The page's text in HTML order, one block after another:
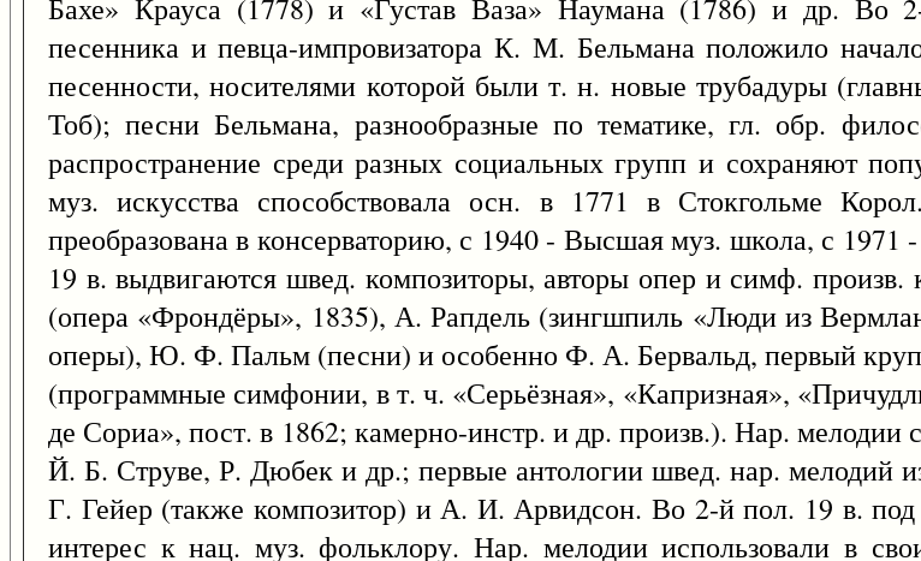
Бахе» Крауса (1778) и «Густав Ваза» Наумана (1786) и др. Во
песенника и певца-импровизатора К. М. Бельмана положило
песенности, носителями которой были т. н. новые трубадуры
Тоб); песни Бельмана, разнообразные по тематике, гл. обр.
распространение среди разных социальных групп и сохраняют
муз. искусства способствовала осн. в 1771 в Стокгольме
преобразована в консерваторию, с 1940 - Высшая муз. школа, с
19 в. выдвигаются швед. композиторы, авторы опер и симф.
(опера «Фрондёры», 1835), А. Рапдель (зингшпиль «Люди из
оперы), Ю. Ф. Пальм (песни) и особенно Ф. А. Бервальд, первый
(программные симфонии, в т. ч. «Серьёзная», «Капризная»,
де Сориа», пост. в 1862; камерно-инстр. и др. произв.). Нар. мелодии
Й. Б. Струве, Р. Дюбек и др.; первые антологии швед. нар. мелодий
Г. Гейер (также композитор) и А. И. Арвидсон. Во 2-й пол. 19 в. под
интерес к нац. муз. фольклору. Нар. мелодии использовали в